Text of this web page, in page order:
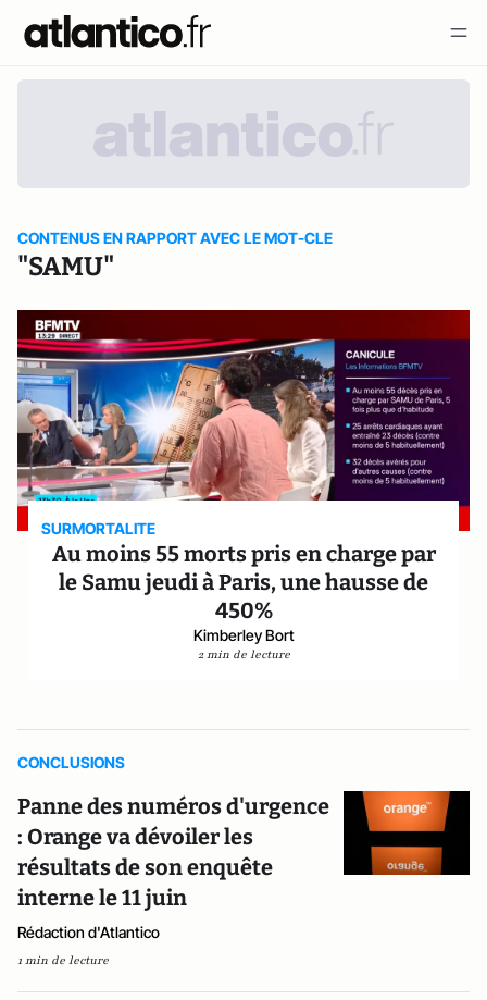
CONTENUS EN RAPPORT AVEC LE MOT-CLE
"SAMU"
SURMORTALITE
Au moins 55 morts pris en charge par
le Samu jeudi à Paris, une hausse de
450%
Kimberley Bort
2 min de lecture
CONCLUSIONS
Panne des numéros d'urgence
: Orange va dévoiler les
résultats de son enquête
interne le 11 juin
Rédaction d'Atlantico
1 min de lecture